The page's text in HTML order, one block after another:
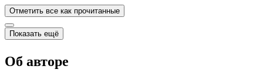
Отметить все как прочитанные
Показать ещё
Об авторе